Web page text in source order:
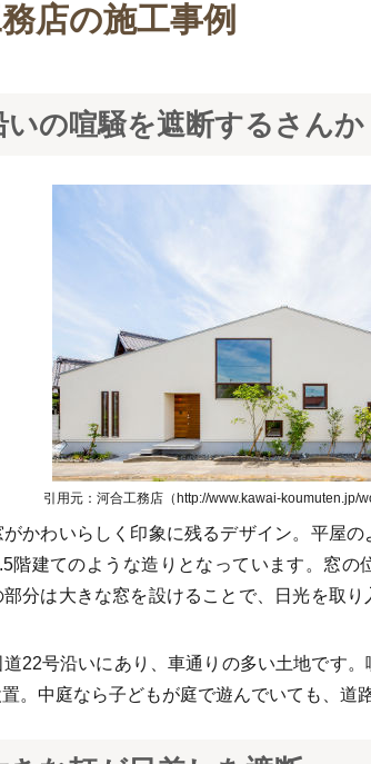
店の施工事例
いの喧騒を遮断するさん
引用元：河合工務店（http://www.kawai-koumuten.jp/
かわいらしく印象に残るデザイン。平屋
階建てのような造りとなっています。窓
分は大きな窓を設けることで、日光を取
22号沿いにあり、車通りの多い土地です
。中庭なら子どもが庭で遊んでいても、道